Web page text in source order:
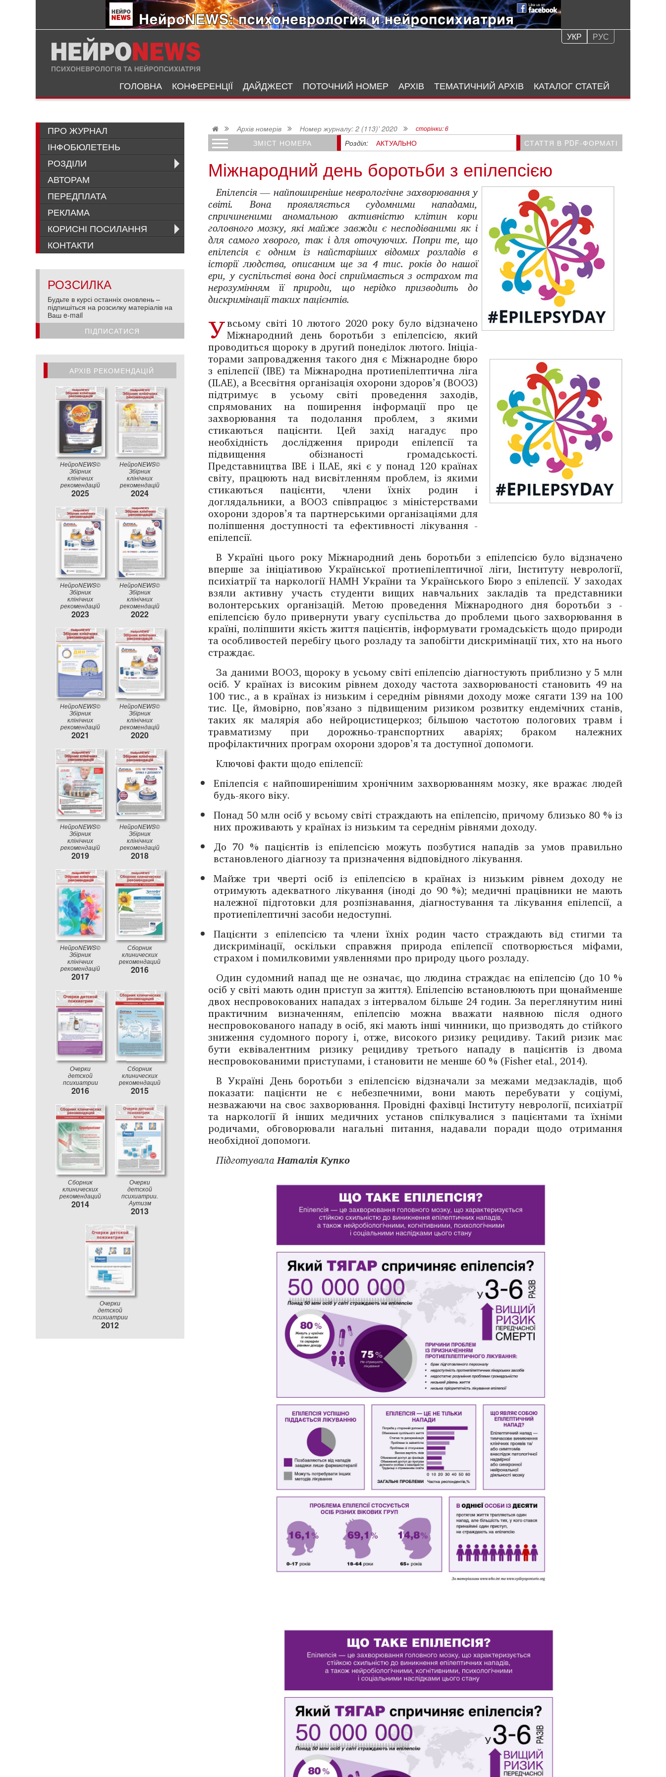
УКР РУС
ГОЛОВНА КОНФЕРЕНЦІЇ ДАЙДЖЕСТ ПОТОЧНИЙ НОМЕР АРХІВ ТЕМАТИЧНИЙ АРХІВ КАТАЛОГ СТАТЕЙ
Архів номерів Номер журналу: 2 (113)' 2020 сторінки: 6
ЗМІСТ НОМЕРА Розділ: АКТУАЛЬНО СТАТТЯ В PDF-ФОРМАТІ
Міжнародний день боротьби з епілепсією
Епілепсія — найпоширеніше неврологічне захворювання у
світі. Вона проявляється судомними нападами,
спричиненими аномальною активністю клітин кори
головного мозку, які майже завжди є несподіваними як і
для самого хворого, так і для оточуючих. Попри те, що
епілепсія є одним із найстаріших відомих розладів в
історії людства, описаним ще за 4 тис. років до нашої
ери, у суспільстві вона досі сприймається з острахом та
нерозумінням її природи, що нерідко призводить до
дискримінації таких пацієнтів.
Увсьому світі 10 лютого 2020 року було відзначено
Міжнародний день боротьби з епілепсією, який
проводиться щороку в другий понеділок лютого. Ініціа­
торами запровад­жен­ня такого дня є Міжнародне бюро
з епілепсії (IBE) та Міжнародна протиепілептична ліга
(ILAE), а Всесвітня організація охорони здоров’я (ВООЗ)
підтримує в усьому світі проведення заходів,
спрямованих на ­поширення інформації про це
захворювання та подолання проблем, з якими
стикаються пацієнти. Цей захід нагадує про
необхідність дослід­жен­ня природи епілепсії та
підвищення обізнаності громадськості.
Представництва IBE і ILAE, які є у понад 120 краї­нах
світу, працюють над висвітленням проб­лем, із якими
стикаються пацієнти, члени їхніх родин і
доглядальники, а ВООЗ співпрацює з міністерствами
охорони здоров’я та партнерськими організаціями для
поліпшення доступності та ефективності лікування ­
епілепсії.
В Україні цього року Міжнародний день боротьби з епілеп­сією було відзначено
вперше за ініціативою Української проти­епілептичної ліги, Інституту неврології,
психіатрії та нарко­логії НАМН України та Українського Бюро з ­епілеп­сії. У заходах
взяли активну участь студенти вищих навчальних закладів та представники
волонтерських організацій. Метою проведення Міжнародного дня боротьби з ­
епілепсією було привернути увагу суспільства до ­проблеми цього захворювання в
країні, поліпшити якість життя пацієнтів, інформувати громадськість щодо природи
та особливостей перебігу цього розладу та запобігти дискримінації тих, хто на нього
страждає.
За даними ВООЗ, щороку в усьому світі епілепсію діагностують приблизно у 5 млн
осіб. У країнах із високим рівнем доходу частота захворюваності становить 49 на
100 тис., а в країнах із низьким і середнім рівнями доходу може ­сягати 139 на 100
тис. Це, ймовірно, пов’язано з підвищеним ризиком розвитку ендемічних станів,
таких як малярія або нейро­цистицеркоз; більшою частотою пологових травм і
травматизму при дорожньо-транспортних аваріях; браком належних
профілактичних програм охорони здоров’я та доступної допомоги.
Ключові факти щодо епілепсії:
Епілепсія є найпоширенішим хронічним захворюванням мозку, яке вражає людей
будь-якого віку.
Понад 50 млн осіб у всьому світі страждають на епілеп­сію, причому близько 80 % із
них проживають у країнах із низьким та середнім рівнями доходу.
До 70 % пацієнтів із епілепсією можуть позбутися нападів за умов правильно
встановленого діагнозу та призначення відповідного лікування.
Майже три чверті осіб із епілепсією в країнах із ­низьким рівнем доходу не
отримують адекватного лікування (іноді до 90 %); медичні працівники не мають
належної підготовки для розпізнавання, діагностування та лікування епілепсії, а
протиепілептичні засоби недоступні.
Пацієнти з епілепсією та члени їхніх родин часто страждають від стигми та
дискримінації, оскільки справжня природа епілепсії спотворюється міфами,
страхом і помилковими уявленнями про природу цього розладу.
Один судомний напад ще не означає, що людина страждає на епілепсію (до 10 %
осіб у світі мають один приступ за життя). Епілепсію встановлюють при щонайменше
двох неспровокованих нападах з інтервалом більше 24 годин. За переглянутим нині
практичним визначенням, епілепсію можна вважати наявною після одного
неспровокованого нападу в осіб, які мають інші чинники, що призводять до стійкого
­зниження судомного порогу і, отже, високого ризику рецидиву. Такий ризик має
бути еквівалентним ризику рецидиву третього нападу в пацієнтів із двома
неспровокованими присту­пами, і становити не менше 60 % (Fisher etal., 2014).
В Україні День боротьби з епілепсією відзначали за межами медзакладів, щоб
показати: пацієнти не є ­небез­печними, вони мають перебувати у соціумі,
незважаючи на своє захворювання. Провідні фахівці Інституту ­неврології, психіат­рії
та наркології й інших медичних установ спілкувалися з паці­єнтами та їхніми
родичами, обговорювали ­нагальні питання, надавали ­поради щодо отримання
необхідної допомоги.
ПідготувалаНаталія Купко
ПРО ЖУРНАЛ
ІНФОБЮЛЕТЕНЬ
РОЗДІЛИ
АВТОРАМ
ПЕРЕДПЛАТА
РЕКЛАМА
КОРИСНІ ПОСИЛАННЯ
КОНТАКТИ
РОЗСИЛКА
Будьте в курсі останніх оновлень –
підпишіться на розсилку матеріалів на
Ваш e-mail
ПІДПИСАТИСЯ
АРХІВ РЕКОМЕНДАЦІЙ
АРХІВ РЕКОМЕНДАЦІЙ
НейроNEWS©
Збірник
клінічних
рекомендацій
2025
НейроNEWS©
Збірник
клінічних
рекомендацій
2024
НейроNEWS©
Збірник
клінічних
рекомендацій
2023
НейроNEWS©
Збірник
клінічних
рекомендацій
2022
НейроNEWS©
Збірник
клінічних
рекомендацій
2021
НейроNEWS©
Збірник
клінічних
рекомендацій
2020
НейроNEWS©
Збірник
клінічних
рекомендацій
2019
НейроNEWS©
Збірник
клінічних
рекомендацій
2018
НейроNEWS©
Збірник
клінічних
рекомендацій
2017
Сборник
клинических
рекомендаций
2016
Очерки
детской
психиатрии
2016
Сборник
клинических
рекомендаций
2015
Сборник
клинических
рекомендаций
2014
Очерки
детской
психиатрии.
Аутизм
2013
Очерки
детской
психиатрии
2012